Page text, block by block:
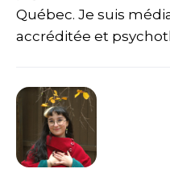
Québec. Je suis
accréditée et